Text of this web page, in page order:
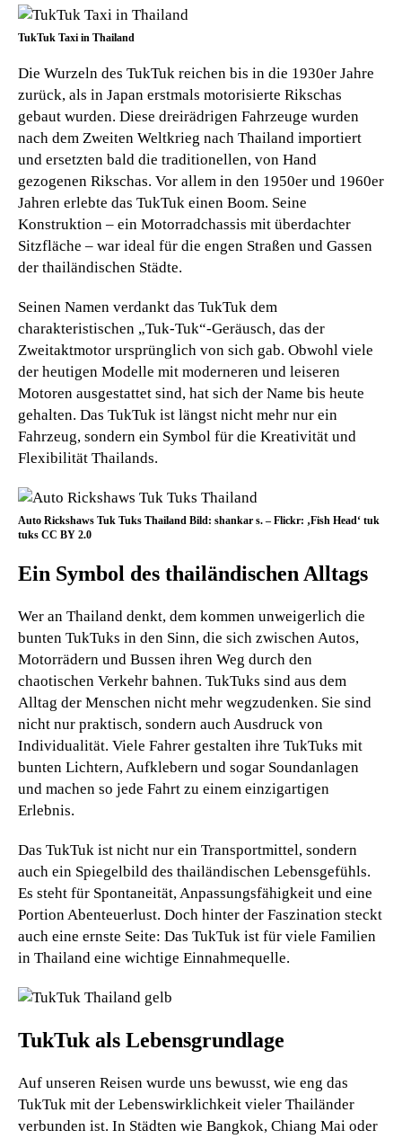
TukTuk Taxi in Thailand
Die Wurzeln des TukTuk reichen bis in die 1930er Jahre
zurück, als in Japan erstmals motorisierte Rikschas
gebaut wurden. Diese dreirädrigen Fahrzeuge wurden
nach dem Zweiten Weltkrieg nach Thailand importiert
und ersetzten bald die traditionellen, von Hand
gezogenen Rikschas. Vor allem in den 1950er und 1960er
Jahren erlebte das TukTuk einen Boom. Seine
Konstruktion – ein Motorradchassis mit überdachter
Sitzfläche – war ideal für die engen Straßen und Gassen
der thailändischen Städte.
Seinen Namen verdankt das TukTuk dem
charakteristischen „Tuk-Tuk“-Geräusch, das der
Zweitaktmotor ursprünglich von sich gab. Obwohl viele
der heutigen Modelle mit moderneren und leiseren
Motoren ausgestattet sind, hat sich der Name bis heute
gehalten. Das TukTuk ist längst nicht mehr nur ein
Fahrzeug, sondern ein Symbol für die Kreativität und
Flexibilität Thailands.
Auto Rickshaws Tuk Tuks Thailand Bild: shankar s. – Flickr: ‚Fish Head‘ tuk
tuks CC BY 2.0
Ein Symbol des thailändischen Alltags
Wer an Thailand denkt, dem kommen unweigerlich die
bunten TukTuks in den Sinn, die sich zwischen Autos,
Motorrädern und Bussen ihren Weg durch den
chaotischen Verkehr bahnen. TukTuks sind aus dem
Alltag der Menschen nicht mehr wegzudenken. Sie sind
nicht nur praktisch, sondern auch Ausdruck von
Individualität. Viele Fahrer gestalten ihre TukTuks mit
bunten Lichtern, Aufklebern und sogar Soundanlagen
und machen so jede Fahrt zu einem einzigartigen
Erlebnis.
Das TukTuk ist nicht nur ein Transportmittel, sondern
auch ein Spiegelbild des thailändischen Lebensgefühls.
Es steht für Spontaneität, Anpassungsfähigkeit und eine
Portion Abenteuerlust. Doch hinter der Faszination steckt
auch eine ernste Seite: Das TukTuk ist für viele Familien
in Thailand eine wichtige Einnahmequelle.
TukTuk als Lebensgrundlage
Auf unseren Reisen wurde uns bewusst, wie eng das
TukTuk mit der Lebenswirklichkeit vieler Thailänder
verbunden ist. In Städten wie Bangkok, Chiang Mai oder